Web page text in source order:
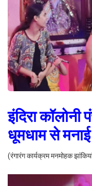
इंदिरा कॉलोनी
धूमधाम से
(रंगारंग कार्यक्रम मनमोहक